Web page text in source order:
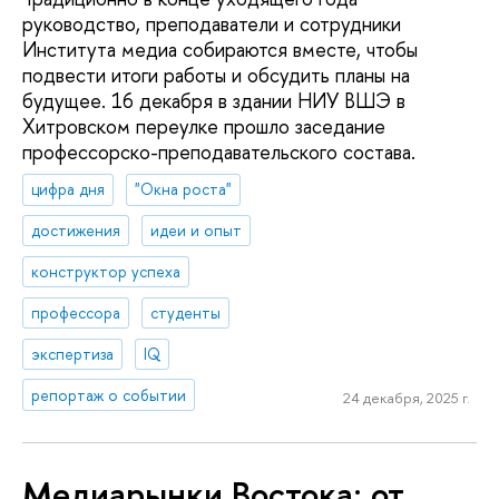
руководство, преподаватели и сотрудники
Института медиа собираются вместе, чтобы
подвести итоги работы и обсудить планы на
будущее. 16 декабря в здании НИУ ВШЭ в
Хитровском переулке прошло заседание
профессорско-преподавательского состава.
цифра дня
"Окна роста"
достижения
идеи и опыт
конструктор успеха
профессора
студенты
экспертиза
IQ
репортаж о событии
24 декабря, 2025 г.